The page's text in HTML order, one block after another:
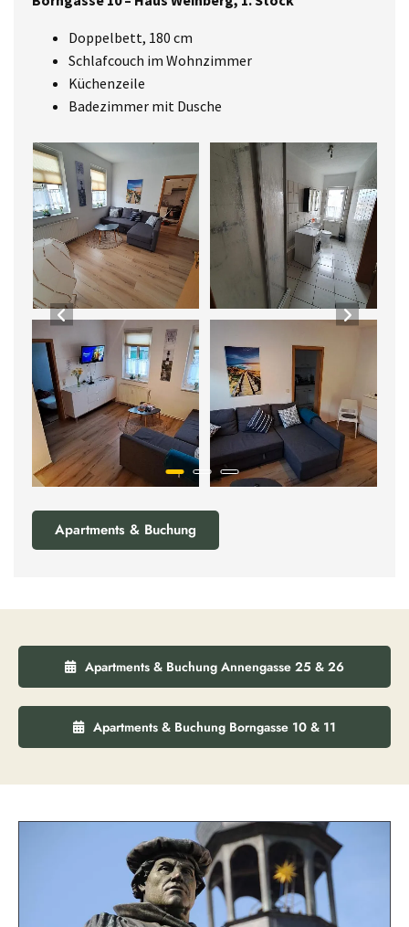
Doppelbett, 180 cm
Schlafcouch im Wohnzimmer
Küchenzeile
Badezimmer mit Dusche
Apartments & Buchung
Apartments & Buchung Annengasse 25 & 26
Apartments & Buchung Borngasse 10 & 11